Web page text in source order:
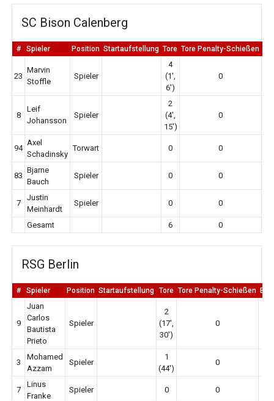
SC Bison Calenberg
# Spieler Position Startaufstellung Tore Tore Penalty-Schießen
23
Marvin
Stoffle
Spieler
4
(1',
6')
0
8
Leif
Johansson
Spieler
2
(4',
15')
0
94
Axel
Schadinsky
Torwart 0 0
83
Bjarne
Bauch
Spieler 0 0
7
Justin
Meinhardt
Spieler 0 0
Gesamt 6 0
RSG Berlin
# Spieler Position Startaufstellung Tore Tore Penalty-Schießen
9
Juan
Carlos
Bautista
Prieto
Spieler
2
(17',
30')
0
3
Mohamed
Azzam
Spieler
1
(44')
0
7
Linus
Franke
Spieler 0 0